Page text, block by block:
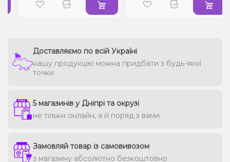
Доставляємо по всій Україні
нашу продукцію можна придбати з будь-якої
точки
5 магазинів у Дніпрі та окрузі
не тільки онлайн, а й поряд з вами
Замовляй товар із самовивозом
з магазину абсолютно безкоштовно